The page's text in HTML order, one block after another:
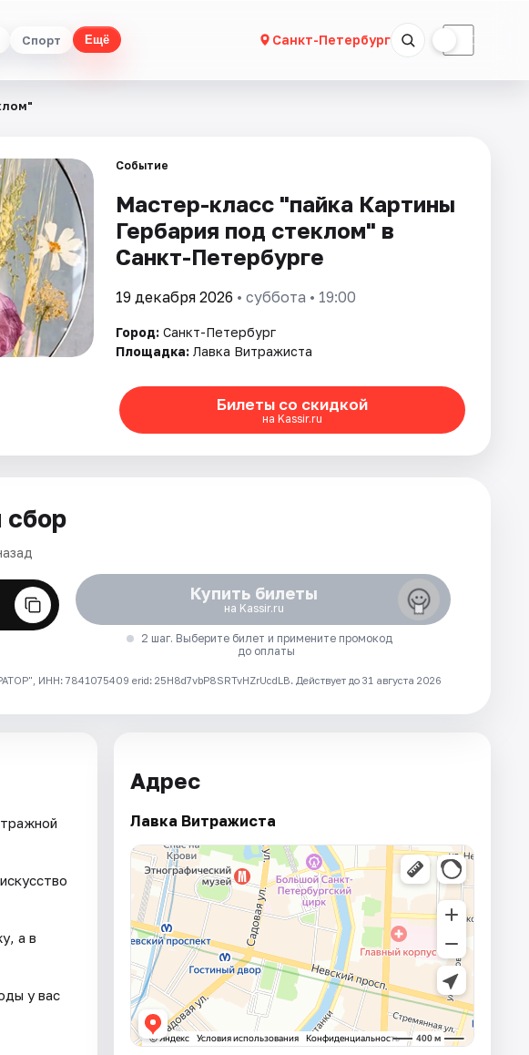
Спорт Ещё Санкт-Петербург ☾
Событие
Мастер-класс "пайка Картины
Гербария под стеклом" в
Санкт-Петербурге
19 декабря 2026 • суббота • 19:00
Город: Санкт-Петербург
Площадка: Лавка Витражиста
Билеты со скидкой
на Kassir.ru
сбор
Купить билеты
на Kassir.ru
2 шаг. Выберите билет и примените промокод
до оплаты
ИНН: 7841075409 erid: 25H8d7vbP8SRTvHZrUcdLB. Действует до 31 августа 2026
а в
у вас
Адрес
Лавка Витражиста